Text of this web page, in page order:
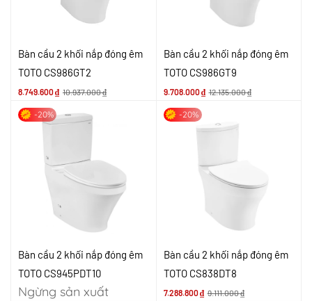
Bàn cầu 2 khối nắp đóng êm
TOTO CS986GT2
8.749.600₫ 10.937.000₫
Bàn cầu 2 khối nắp đóng êm
TOTO CS986GT9
9.708.000₫ 12.135.000₫
-20%
Bàn cầu 2 khối nắp đóng êm
TOTO CS945PDT10
Ngừng sản xuất
-20%
Bàn cầu 2 khối nắp đóng êm
TOTO CS838DT8
7.288.800₫ 9.111.000₫